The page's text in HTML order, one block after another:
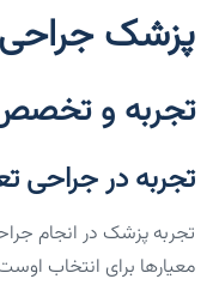
پزشک
تجربه و
تجربه در جراحی
تجربه پزشک در انجام
معیارها برای انتخاب